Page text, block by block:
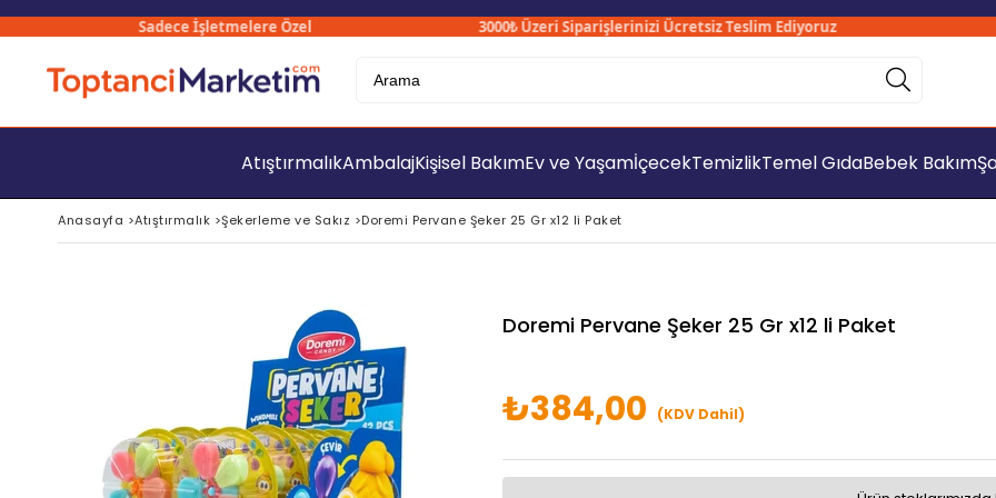
Sadece İşletmelere Özel 3000₺ Üzeri Siparişlerinizi Ücretsiz Teslim Ediyoruz
AtıştırmalıkAmbalajKişisel BakımEv ve YaşamİçecekTemizlikTemel GıdaBebek Bakım
Anasayfa >Atıştırmalık >Şekerleme ve Sakız >Doremi Pervane Şeker 25 Gr x12 li Paket
Doremi Pervane Şeker 25 Gr x12 li Paket
₺384,00 (KDV Dahil)